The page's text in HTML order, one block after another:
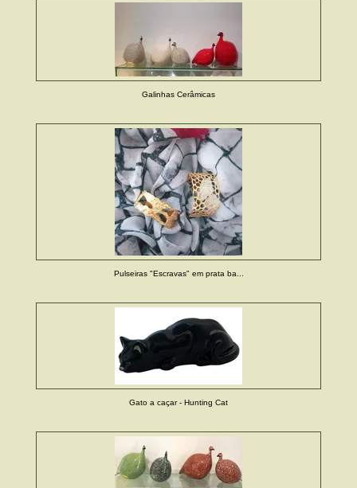
Galinhas Cerâmicas
Pulseiras "Escravas" em prata ba...
Gato a caçar - Hunting Cat